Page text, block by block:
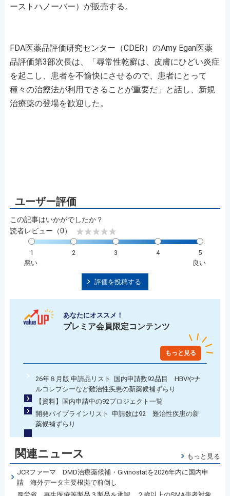
ーストハノーバー）が販売する。
FDA医薬品評価研究センター（CDER）のAmy Egan医薬
品評価第3部次長は、「尋常性乾癬は、皮膚にひどい炎症
を起こし、患者を不愉快にさせるので、患者にとって
種々の治療法が利用できることが重要だ」と話し、新規
治療薬の登場を歓迎した。
この記事はいかがでしたか？
読者レビュー（0）
1 2 3 4
5
悪い
良い
評価を投稿する
あなたにオススメ！
プレミア会員限定コンテンツ
もっと見る
26年８月版 申請品リスト 国内申請数92品目 HBVやナ
ルコレプシーなど難治性疾患の新薬候補ずらり
【資料】国内申請中の92プロジェクト一覧
開発パイプラインリスト 申請数は92 難治性疾患の新
薬候補ずらり
関連ニュース もっと見る
JCRファーマ DMD治療薬候補・Givinostatを2026年内に国内申
請 海外データ主要根拠で前倒し